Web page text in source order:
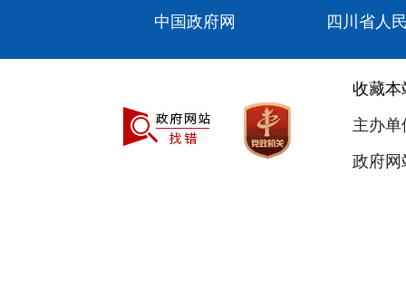
中国政府网 四川省人
收藏本
主办
政府网